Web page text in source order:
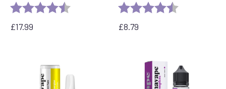
Valutazione:
£17.99
Valutazione:
£8.79